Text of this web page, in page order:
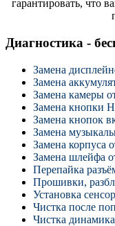
гарантировать, что
Диагностика -
Замена
Замена
Замена камеры
Замена кнопки
Замена кнопок
Замена
Замена корпуса
Замена шлейфа
Перепайка
Прошивки,
Установка
Чистка после
Чистка динамика